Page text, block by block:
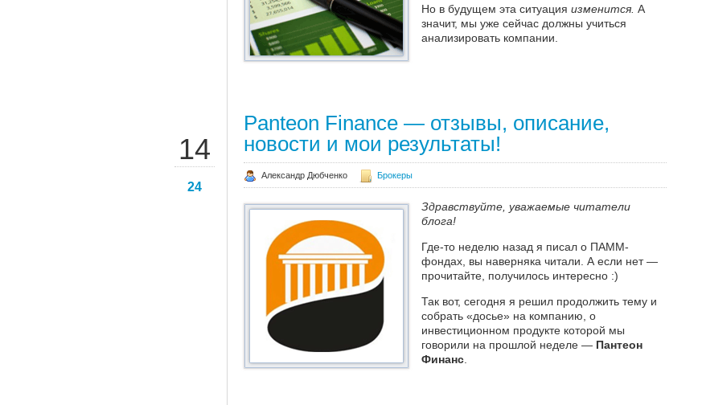
Но в будущем эта ситуация изменится. А
значит, мы уже сейчас должны учиться
анализировать компании.
14
24
Panteon Finance — отзывы, описание,
новости и мои результаты!
Александр Дюбченко Брокеры
Здравствуйте, уважаемые читатели
блога!
Где-то неделю назад я писал о ПАММ-
фондах, вы наверняка читали. А если нет —
прочитайте, получилось интересно :)
Так вот, сегодня я решил продолжить тему и
собрать «досье» на компанию, о
инвестиционном продукте которой мы
говорили на прошлой неделе — Пантеон
Финанс.